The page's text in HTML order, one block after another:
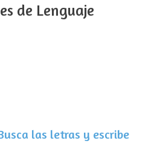
de Lenguaje
las letras y escribe